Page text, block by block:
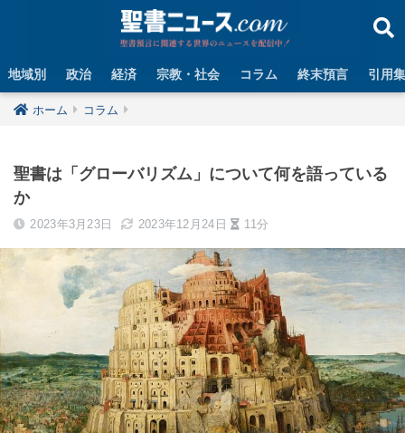
地域別 政治 経済 宗教・社会 コラム 終末預言 引用集
ホーム コラム
聖書は「グローバリズム」について何を語っている
か
2023年3月23日 2023年12月24日 11分